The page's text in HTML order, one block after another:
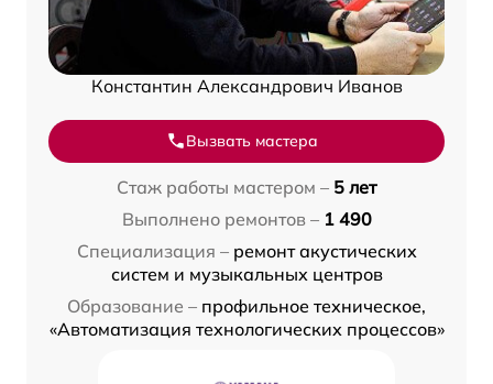
Константин Александрович Иванов
Вызвать мастера
Стаж работы мастером – 5 лет
Выполнено ремонтов – 1 490
Специализация – ремонт акустических
систем и музыкальных центров
Образование – профильное техническое,
«Автоматизация технологических процессов»